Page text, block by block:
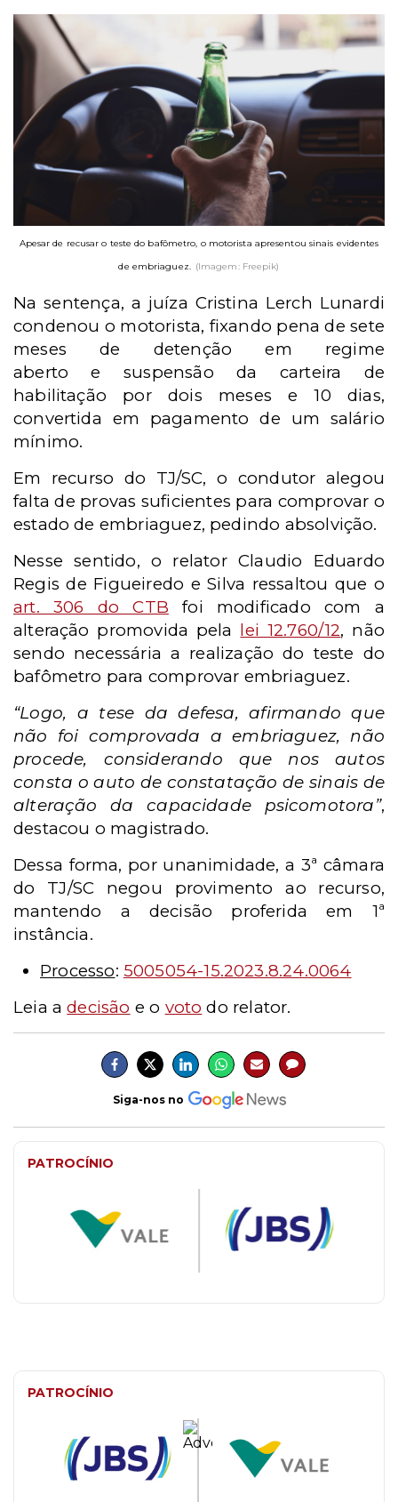
Apesar de recusar o teste do bafômetro, o motorista apresentou sinais evidentes
de embriaguez.
(Imagem: Freepik)
Na sentença, a juíza Cristina Lerch Lunardi
condenou o motorista, fixando pena de sete
meses de detenção em regime
aberto e suspensão da carteira de
habilitação por dois meses e 10 dias,
convertida em pagamento de um salário
mínimo.
Em recurso do TJ/SC, o condutor alegou
falta de provas suficientes para comprovar o
estado de embriaguez, pedindo absolvição.
Nesse sentido, o relator Claudio Eduardo
Regis de Figueiredo e Silva ressaltou que o
art. 306 do CTB foi modificadocom a
alteração promovida pela lei 12.760/12, não
sendo necessária a realização do teste do
bafômetro para comprovar embriaguez.
“Logo, a tese da defesa, afirmando que
não foi comprovada a embriaguez, não
procede, considerando que nos autos
consta o auto de constatação de sinais de
alteração da capacidade psicomotora”,
destacou o magistrado.
Dessa forma, por unanimidade, a 3ª câmara
do TJ/SC negou provimento ao recurso,
mantendo a decisão proferida em 1ª
instância.
Processo: 5005054-15.2023.8.24.0064
Leia adecisão e o voto do relator.
Siga-nos no
PATROCÍNIO
PATROCÍNIO